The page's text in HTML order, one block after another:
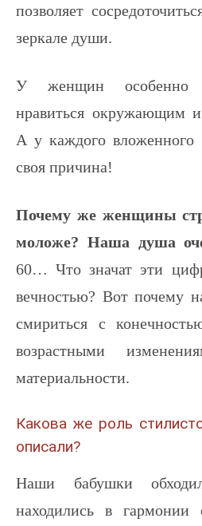
позволяет
зеркале души.
У женщин особенно
нравиться окружающим
А у каждого вложенного
своя причина!
Почему же женщины
моложе? Наша душа
60… Что значат эти
вечностью? Вот почему
смириться с
возрастными
материальности.
Какова же роль
описали?
Наши бабушки
находились в